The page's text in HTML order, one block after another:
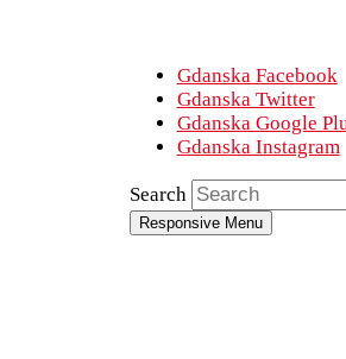
Gdanska Facebook
Gdanska Twitter
Gdanska Google
Gdanska Instagram
Search
Responsive Menu